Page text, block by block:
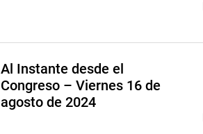
Al Instante desde el
Congreso – Viernes 16 de
agosto de 2024